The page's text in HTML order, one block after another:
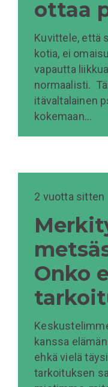
ottaa
Kuvittele, että
kotia, ei
vapautta
normaalisti.
itävaltalainen
kokemaan…
2 vuotta sitten
Onko
kanssa
ehkä vielä
tarkoituksen